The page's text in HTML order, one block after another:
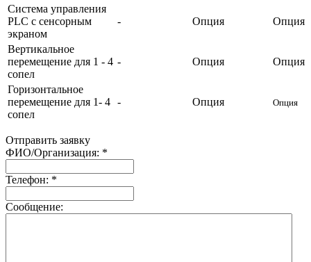
Система управления
PLC с сенсорным
экраном
- Опция Опция
Вертикальное
перемещение для 1 - 4
сопел
- Опция Опция
Горизонтальное
перемещение для 1- 4
сопел
- Опция Опция
Отправить заявку
ФИО/Организация: *
Телефон: *
Сообщение: